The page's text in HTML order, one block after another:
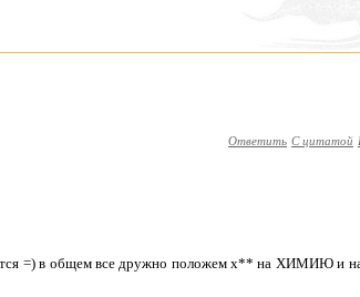
Ответить С цитатой
=) в общем все дружно положем х** на ХИМИЮ и